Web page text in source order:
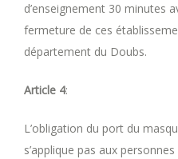
d’enseignement 30 minutes
fermeture de ces
département du Doubs.
Article 4:
L’obligation du port du
s’applique pas aux